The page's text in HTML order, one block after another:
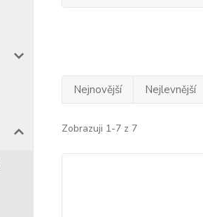
Nejnovější Nejlevnější
Zobrazuji 1-7 z 7